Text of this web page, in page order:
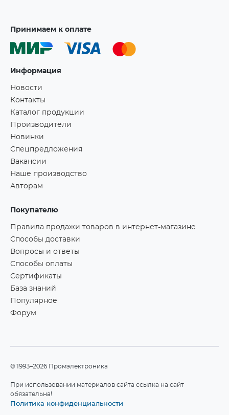
Принимаем к оплате
Информация
Новости
Контакты
Каталог продукции
Производители
Новинки
Спецпредложения
Вакансии
Наше производство
Авторам
Покупателю
Правила продажи товаров в интернет-магазине
Способы доставки
Вопросы и ответы
Способы оплаты
Сертификаты
База знаний
Популярное
Форум
©1993–2026 Промэлектроника
При использовании материалов сайта ссылка на сайт
обязательна!
Политика конфиденциальности